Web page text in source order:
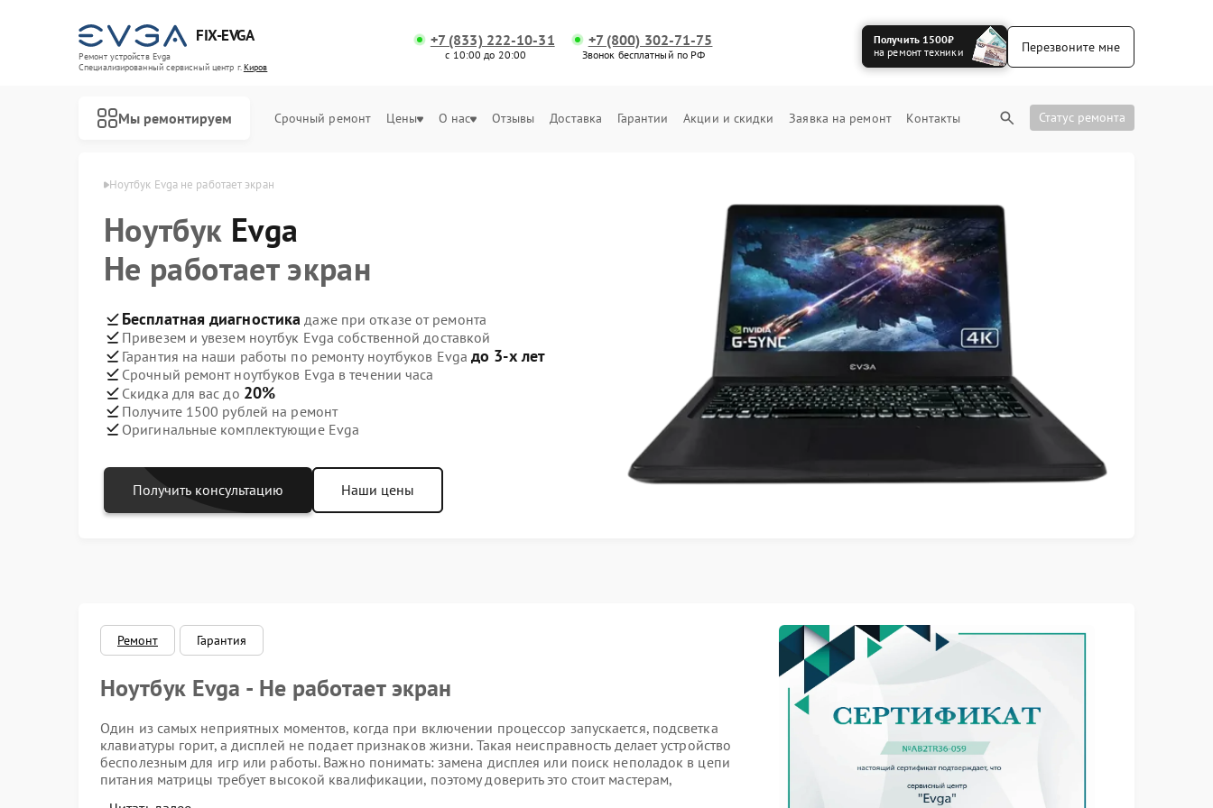
FIX-EVGA
Ремонт устройств Evga
Специализированный cервисный центр г.Киров
+7 (833) 222-10-31
с 10:00 до 20:00
+7 (800) 302-71-75
Звонок бесплатный по РФ
Получить 1500₽
на ремонт техники
Перезвоните мне
Мы ремонтируем Срочный ремонт Цены О нас Отзывы Доставка Гарантии Акции и скидки Заявка на ремонт Контакты Статус ремонта
Ноутбук Evga не работает экран
Ноутбук Evga
Не работает экран
Бесплатная диагностика даже при отказе от ремонта
Привезем и увезем ноутбук Evga собственной доставкой
Гарантия на наши работы по ремонту ноутбуков Evga до 3-х лет
Срочный ремонт ноутбуков Evga в течении часа
Скидка для вас до 20%
Получите 1500 рублей на ремонт
Оригинальные комплектующие Evga
Получить консультацию Наши цены
Ремонт Гарантия
Ноутбук Evga - Не работает экран
Один из самых неприятных моментов, когда при включении процессор запускается, подсветка
клавиатуры горит, а дисплей не подает признаков жизни. Такая неисправность делает устройство
бесполезным для игр или работы. Важно понимать: замена дисплея или поиск неполадок в цепи
питания матрицы требует высокой квалификации, поэтому доверить это стоит мастерам,